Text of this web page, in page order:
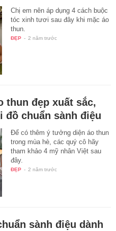
Chị em nên áp dụng 4 cách buộc
tóc xinh tươi sau đây khi mặc áo
thun.
ĐẸP - 2 năm trước
thun đẹp xuất sắc,
chuẩn sành điệu
Để có thêm ý tưởng diện áo thun
trong mùa hè, các quý cô hãy
tham khảo 4 mỹ nhân Việt sau
đây.
ĐẸP - 2 năm trước
sành điệu dành